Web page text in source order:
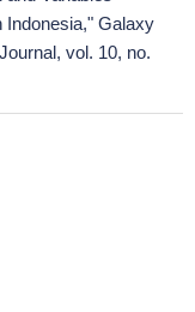
Indonesia," Galaxy
vol. 10, no.